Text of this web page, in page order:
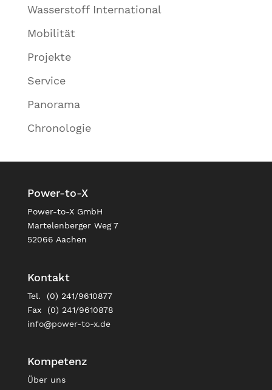
Wasserstoff International
Mobilität
Projekte
Service
Panorama
Chronologie
Power-to-X
Power-to-X GmbH
Martelenberger Weg 7
52066 Aachen
Kontakt
Tel. (0) 241/9610877
Fax (0) 241/9610878
info@power-to-x.de
Kompetenz
Über uns